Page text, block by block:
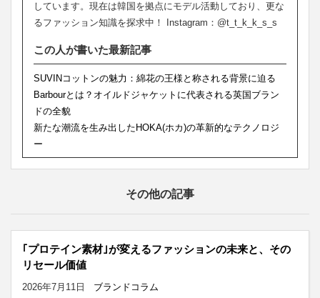
しています。現在は韓国を拠点にモデル活動しており、更な
るファッション知識を探求中！ Instagram：@t_t_k_k_s_s
この人が書いた最新記事
SUVINコットンの魅力：綿花の王様と称される背景に迫る
Barbourとは？オイルドジャケットに代表される英国ブラン
ドの全貌
新たな潮流を生み出したHOKA(ホカ)の革新的なテクノロジ
ー
その他の記事
｢プロテイン素材｣が変えるファッションの未来と、その
リセール価値
2026年7月11日 ブランドコラム